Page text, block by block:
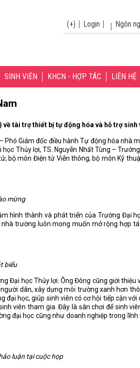
(+) Login Ngôn
SINH VIÊN KHCN - HỢP TÁC LIÊN HỆ
tài trợ thiết bị tự động hóa và hỗ trợ sinh
Giám đốc điều hành Tự động hóa nhà
Thủy lợi, TS. Nguyễn Nhất Tùng –
bộ môn Điện tử Viễn thông; bộ môn Kỹ
mừng
hình thành và phát triển của Trường Đại
trường luôn mong muốn mở rộng hợp
biểu
Đại học Thủy lợi. Ông Đông cũng giới thiệu
dân, xây dựng môi trường xanh hơn
đại học, giúp sinh viên có cơ hội tiếp cận
viên tham gia. Đây là sân chơi để sinh
đại học cũng như doanh nghiệp trong
luận tại cuộc họp